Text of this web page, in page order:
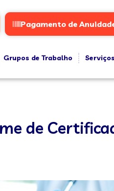
Pagamento de
Grupos de Trabalho
de